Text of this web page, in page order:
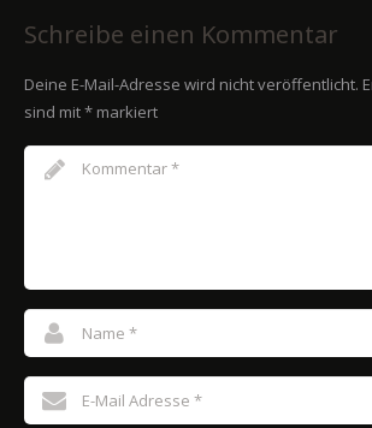
Schreibe einen Kommentar
Deine E-Mail-Adresse wird nicht veröffentlicht.
sind mit* markiert